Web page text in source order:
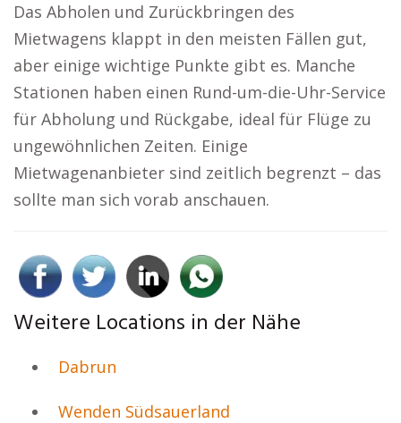
Das Abholen und Zurückbringen des
Mietwagens klappt in den meisten Fällen gut,
aber einige wichtige Punkte gibt es. Manche
Stationen haben einen Rund-um-die-Uhr-Service
für Abholung und Rückgabe, ideal für Flüge zu
ungewöhnlichen Zeiten. Einige
Mietwagenanbieter sind zeitlich begrenzt – das
sollte man sich vorab anschauen.
Weitere Locations in der Nähe
Dabrun
Wenden Südsauerland